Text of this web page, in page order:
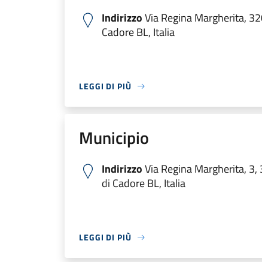
IndirizzoVia Regina Margherita,
Cadore BL, Italia
LEGGI DI PIÙ
Municipio
IndirizzoVia Regina Margherita,
di Cadore BL, Italia
LEGGI DI PIÙ